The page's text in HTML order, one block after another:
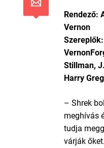
Rendező:
Vernon
Stillman,
Harry
– Shrek
meghívás
tudja
várják